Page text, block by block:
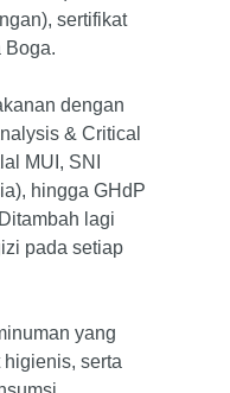
sertifikat
Boga.
dengan
& Critical
MUI, SNI
hingga GHdP
lagi
pada setiap
yang
serta
Kepemimpinan
Filosofi Kami
Mitra
Properti
Penjualan & Pelayanan
Berita & Media
Berita
Careers
Kontak
id
en